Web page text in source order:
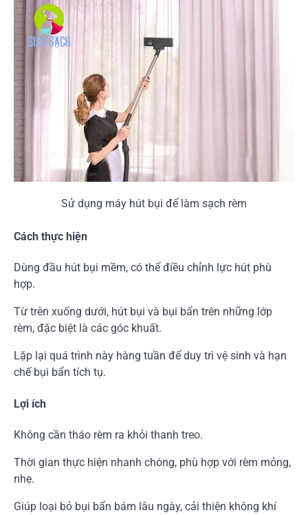
Sử dụng máy hút bụi để làm sạch rèm
Cách thực hiện
Dùng đầu hút bụi mềm, có thể điều chỉnh lực hút phù
hợp.
Từ trên xuống dưới, hút bụi và bụi bẩn trên những lớp
rèm, đặc biệt là các góc khuất.
Lặp lại quá trình này hàng tuần để duy trì vệ sinh và hạn
chế bụi bẩn tích tụ.
Lợi ích
Không cần tháo rèm ra khỏi thanh treo.
Thời gian thực hiện nhanh chóng, phù hợp với rèm mỏng,
nhẹ.
Giúp loại bỏ bụi bẩn bám lâu ngày, cải thiện không khí